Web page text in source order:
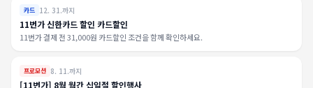
카드 12. 31.까지
11번가 신한카드 할인 카드할인
11번가 결제 전 31,000원 카드할인 조건을 함께 확인하세요.
프로모션 8. 11.까지
[11번가] 8월 월간 십일절 할인행사